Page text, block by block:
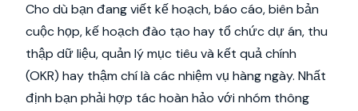
Cho dù bạn đang viết kế hoạch, báo cáo, biên bản
cuộc họp, kế hoạch đào tạo hay tổ chức dự án, thu
thập dữ liệu, quản lý mục tiêu và kết quả chính
(OKR) hay thậm chí là các nhiệm vụ hàng ngày. Nhất
định bạn phải hợp tác hoàn hảo với nhóm thông